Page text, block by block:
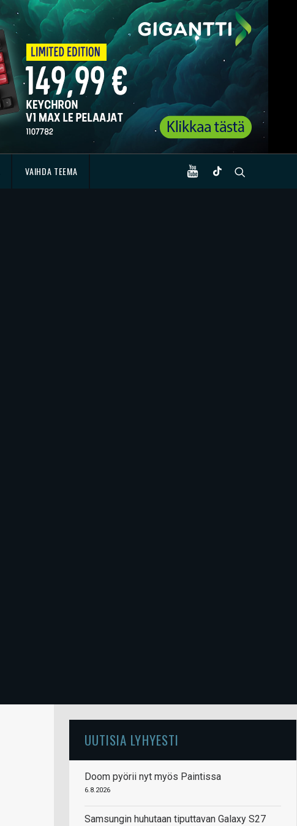
VAIHDA TEEMA
UUTISIA LYHYESTI
Doom pyörii nyt myös Paintissa
6.8.2026
Samsungin huhutaan tiputtavan Galaxy S27